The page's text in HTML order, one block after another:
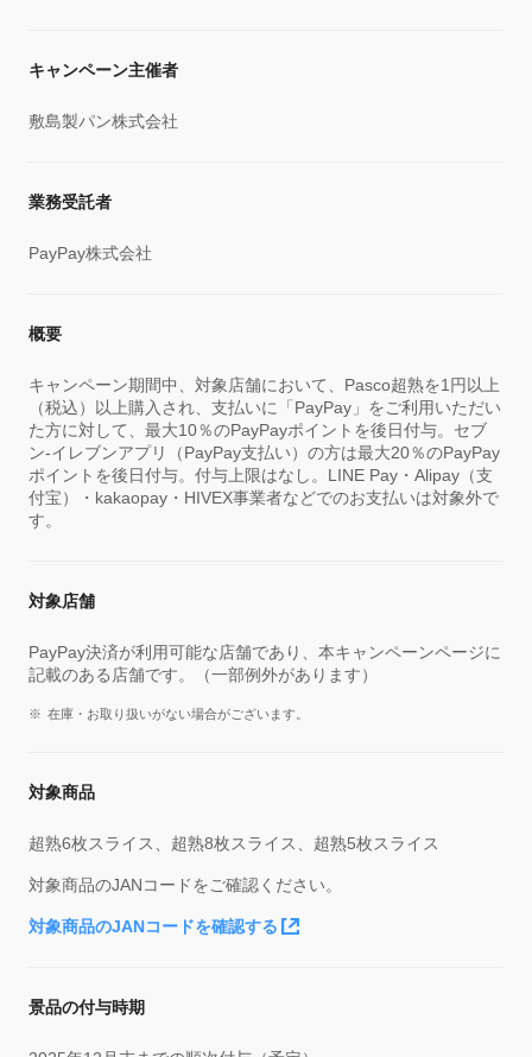
キャンペーン主催者
敷島製パン株式会社
業務受託者
PayPay株式会社
概要
キャンペーン期間中、対象店舗において、Pasco超熟を1円以上
（税込）以上購入され、支払いに「PayPay」をご利用いただい
た方に対して、最大10％のPayPayポイントを後日付与。セブ
ン-イレブンアプリ（PayPay支払い）の方は最大20％のPayPay
ポイントを後日付与。付与上限はなし。LINE Pay・Alipay（支
付宝）・kakaopay・HIVEX事業者などでのお支払いは対象外で
す。
対象店舗
PayPay決済が利用可能な店舗であり、本キャンペーンページに
記載のある店舗です。（一部例外があります）
在庫・お取り扱いがない場合がございます。
対象商品
超熟6枚スライス、超熟8枚スライス、超熟5枚スライス
対象商品のJANコードをご確認ください。
対象商品のJANコードを確認する
景品の付与時期